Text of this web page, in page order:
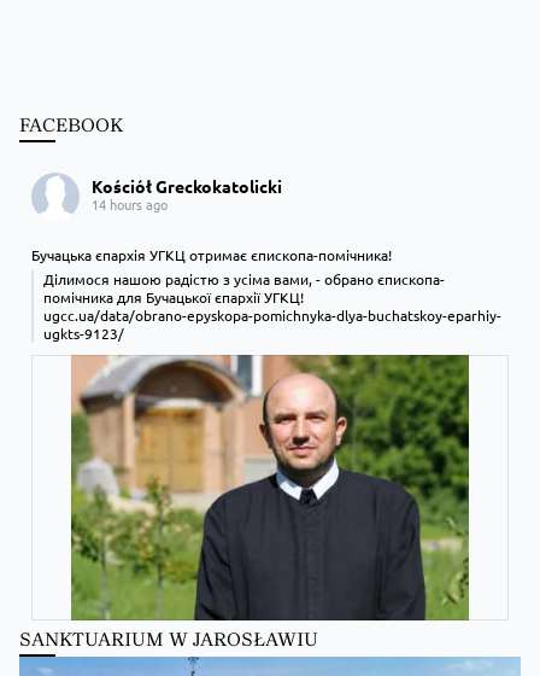
FACEBOOK
Kościół Greckokatolicki
14 hours ago
Бучацька єпархія УГКЦ отримає єпископа-помічника!
Ділимося нашою радістю з усіма вами, - обрано єпископа-
помічника для Бучацької єпархії УГКЦ!
ugcc.ua/data/obrano-epyskopa-pomichnyka-dlya-buchatskoy-eparhiy-
ugkts-9123/
Zobacz na Facebooku
SANKTUARIUM W JAROSŁAWIU